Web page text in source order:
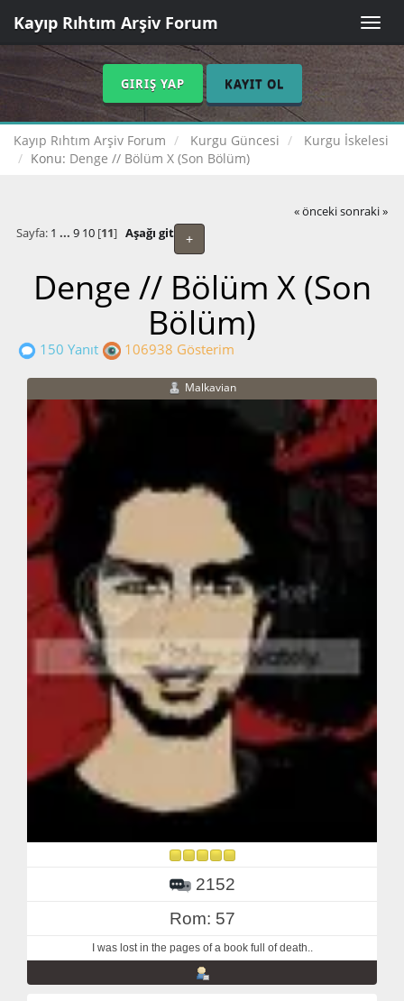
Toggle
Kayıp Rıhtım Arşiv Forum
GIRIŞ YAP KAYIT OL
Kayıp Rıhtım Arşiv Forum Kurgu Güncesi
Kurgu İskelesi
Konu: Denge // Bölüm X (Son Bölüm)
« önceki sonraki »
+
Sayfa: 1 ... 9 10[11] Aşağı git
Denge // Bölüm X (Son
Bölüm)
150 Yanıt 106938 Gösterim
Malkavian
2152
Rom: 57
I was lost in the pages of a book full of death..